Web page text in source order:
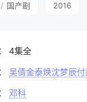
/ 国产剧 2016
4集全
吴倩金泰焕沈梦辰
邓科